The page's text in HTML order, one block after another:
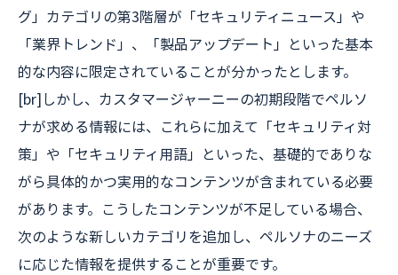
グ」カテゴリの第3階層が「セキュリティニュース」や
「業界トレンド」、「製品アップデート」といった基本
的な内容に限定されていることが分かったとします。
[br]しかし、カスタマージャーニーの初期段階でペルソ
ナが求める情報には、これらに加えて「セキュリティ対
策」や「セキュリティ用語」といった、基礎的でありな
がら具体的かつ実用的なコンテンツが含まれている必要
があります。こうしたコンテンツが不足している場合、
次のような新しいカテゴリを追加し、ペルソナのニーズ
に応じた情報を提供することが重要です。